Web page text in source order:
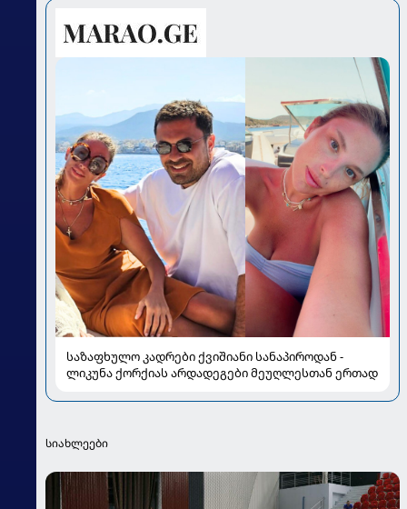
საზაფხულო კადრები ქვიშიანი სანაპიროდან -
ლიკუნა ქორქიას არდადეგები მეუღლესთან ერთად
სიახლეები